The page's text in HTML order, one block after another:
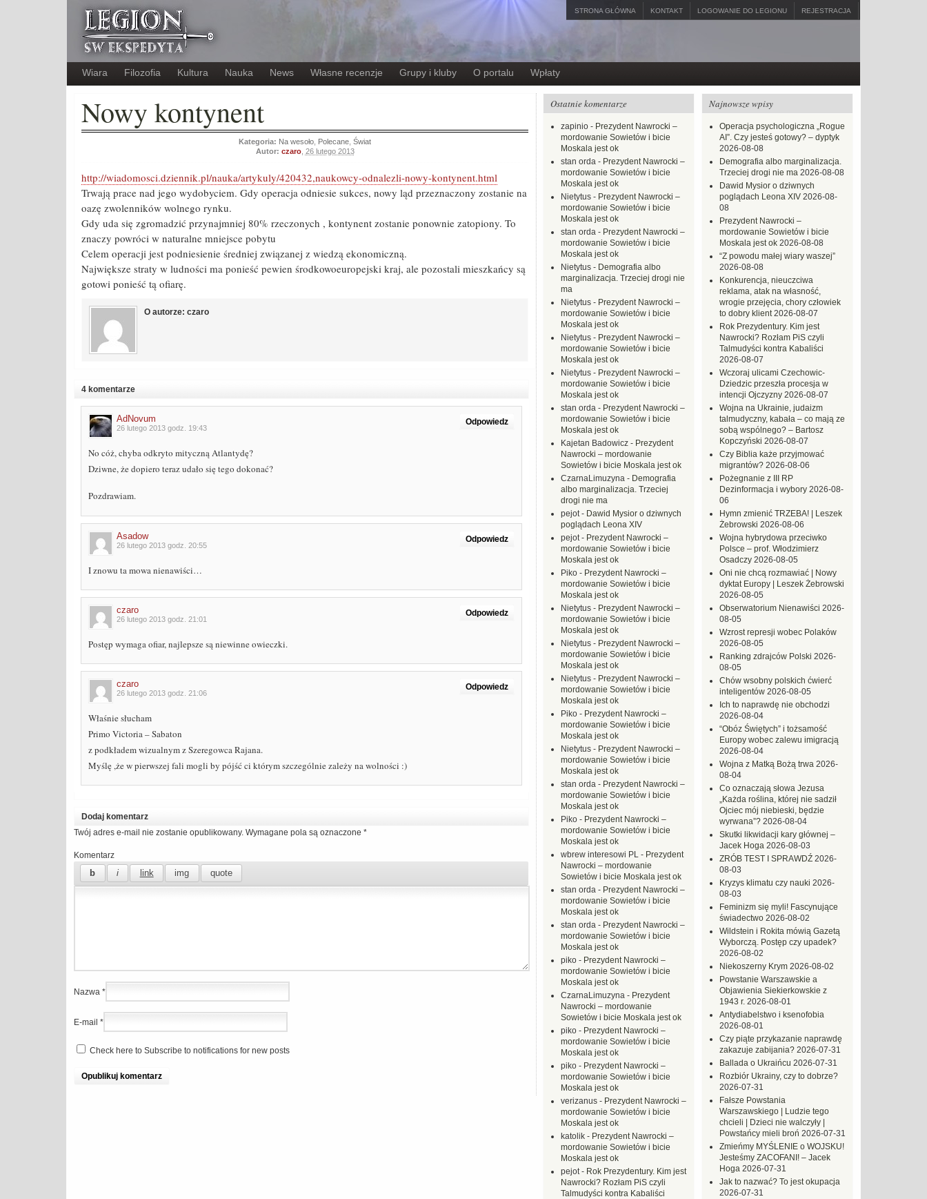
STRONA GŁÓWNA KONTAKT LOGOWANIE DO LEGIONU REJESTRACJA
Wiara Filozofia Kultura Nauka News Własne recenzje Grupy i kluby O portalu Wpłaty
Nowy kontynent
Kategoria: Na wesoło Polecane Świat
Autor: czaro, 26 lutego 2013
http://wiadomosci.dziennik.pl/nauka/artykuly/420432,naukowcy-odnalezli-nowy-kontynent.html
Trwają prace nad jego wydobyciem. Gdy operacja odniesie sukces, nowy ląd przeznaczony zostanie na
oazę zwolenników wolnego rynku.
Gdy uda się zgromadzić przynajmniej 80% rzeczonych , kontynent zostanie ponownie zatopiony. To
znaczy powróci w naturalne mniejsce pobytu
Celem operacji jest podniesienie średniej związanej z wiedzą ekonomiczną.
Największe straty w ludności ma ponieść pewien środkowoeuropejski kraj, ale pozostali mieszkańcy są
gotowi ponieść tą ofiarę.
O autorze: czaro
4 komentarze
Odpowiedz
AdNovum
26 lutego 2013 godz. 19:43
No cóż, chyba odkryto mityczną Atlantydę?
Dziwne, że dopiero teraz udało się tego dokonać?
Pozdrawiam.
Odpowiedz
Asadow
26 lutego 2013 godz. 20:55
I znowu ta mowa nienawiści…
Odpowiedz
czaro
26 lutego 2013 godz. 21:01
Postęp wymaga ofiar, najlepsze są niewinne owieczki.
Odpowiedz
czaro
26 lutego 2013 godz. 21:06
Właśnie słucham
Primo Victoria – Sabaton
z podkładem wizualnym z Szeregowca Rajana.
Myślę ,że w pierwszej fali mogli by pójść ci którym szczególnie zależy na wolności :)
Dodaj komentarz
Twój adres e-mail nie zostanie opublikowany. Wymagane pola są oznaczone *
Komentarz
Nazwa *
E-mail *
Check here to Subscribe to notifications for new posts
Najnowsze wpisy
Operacja psychologiczna „Rogue
AI”. Czy jesteś gotowy? – dyptyk
2026-08-08
Demografia albo marginalizacja.
Trzeciej drogi nie ma 2026-08-08
Dawid Mysior o dziwnych
poglądach Leona XIV 2026-08-
08
Prezydent Nawrocki –
mordowanie Sowietów i bicie
Moskala jest ok 2026-08-08
“Z powodu małej wiary waszej”
2026-08-08
Konkurencja, nieuczciwa
reklama, atak na własność,
wrogie przejęcia, chory człowiek
to dobry klient 2026-08-07
Rok Prezydentury. Kim jest
Nawrocki? Rozłam PiS czyli
Talmudyści kontra Kabaliści
2026-08-07
Wczoraj ulicami Czechowic-
Dziedzic przeszła procesja w
intencji Ojczyzny 2026-08-07
Wojna na Ukrainie, judaizm
talmudyczny, kabała – co mają ze
sobą wspólnego? – Bartosz
Kopczyński 2026-08-07
Czy Biblia każe przyjmować
migrantów? 2026-08-06
Pożegnanie z III RP
Dezinformacja i wybory 2026-08-
06
Hymn zmienić TRZEBA! | Leszek
Żebrowski 2026-08-06
Wojna hybrydowa przeciwko
Polsce – prof. Włodzimierz
Osadczy 2026-08-05
Oni nie chcą rozmawiać | Nowy
dyktat Europy | Leszek Żebrowski
2026-08-05
Obserwatorium Nienawiści 2026-
08-05
Wzrost represji wobec Polaków
2026-08-05
Ranking zdrajców Polski 2026-
08-05
Chów wsobny polskich ćwierć
inteligentów 2026-08-05
Ich to naprawdę nie obchodzi
2026-08-04
“Obóz Świętych” i tożsamość
Europy wobec zalewu imigracją
2026-08-04
Wojna z Matką Bożą trwa 2026-
08-04
Co oznaczają słowa Jezusa
„Każda roślina, której nie sadził
Ojciec mój niebieski, będzie
wyrwana”? 2026-08-04
Skutki likwidacji kary głównej –
Jacek Hoga 2026-08-03
ZRÓB TEST I SPRAWDŹ 2026-
08-03
Kryzys klimatu czy nauki 2026-
08-03
Feminizm się myli! Fascynujące
świadectwo 2026-08-02
Wildstein i Rokita mówią Gazetą
Wyborczą. Postęp czy upadek?
2026-08-02
Niekoszerny Krym 2026-08-02
Powstanie Warszawskie a
Objawienia Siekierkowskie z
1943 r. 2026-08-01
Antydiabelstwo i ksenofobia
2026-08-01
Czy piąte przykazanie naprawdę
zakazuje zabijania? 2026-07-31
Ballada o Ukraińcu 2026-07-31
Rozbiór Ukrainy, czy to dobrze?
2026-07-31
Fałsze Powstania
Warszawskiego | Ludzie tego
chcieli | Dzieci nie walczyły |
Powstańcy mieli broń 2026-07-31
Zmieńmy MYŚLENIE o WOJSKU!
Jesteśmy ZACOFANI! – Jacek
Hoga 2026-07-31
Jak to nazwać? To jest okupacja
2026-07-31
Ostatnie komentarze
zapinio - Prezydent Nawrocki –
mordowanie Sowietów i bicie
Moskala jest ok
stan orda - Prezydent Nawrocki –
mordowanie Sowietów i bicie
Moskala jest ok
Nietytus - Prezydent Nawrocki –
mordowanie Sowietów i bicie
Moskala jest ok
stan orda - Prezydent Nawrocki –
mordowanie Sowietów i bicie
Moskala jest ok
Nietytus - Demografia albo
marginalizacja. Trzeciej drogi nie
ma
Nietytus - Prezydent Nawrocki –
mordowanie Sowietów i bicie
Moskala jest ok
Nietytus - Prezydent Nawrocki –
mordowanie Sowietów i bicie
Moskala jest ok
Nietytus - Prezydent Nawrocki –
mordowanie Sowietów i bicie
Moskala jest ok
stan orda - Prezydent Nawrocki –
mordowanie Sowietów i bicie
Moskala jest ok
Kajetan Badowicz - Prezydent
Nawrocki – mordowanie
Sowietów i bicie Moskala jest ok
CzarnaLimuzyna - Demografia
albo marginalizacja. Trzeciej
drogi nie ma
pejot- Dawid Mysior o dziwnych
poglądach Leona XIV
pejot- Prezydent Nawrocki –
mordowanie Sowietów i bicie
Moskala jest ok
Piko - Prezydent Nawrocki –
mordowanie Sowietów i bicie
Moskala jest ok
Nietytus - Prezydent Nawrocki –
mordowanie Sowietów i bicie
Moskala jest ok
Nietytus - Prezydent Nawrocki –
mordowanie Sowietów i bicie
Moskala jest ok
Nietytus - Prezydent Nawrocki –
mordowanie Sowietów i bicie
Moskala jest ok
Piko - Prezydent Nawrocki –
mordowanie Sowietów i bicie
Moskala jest ok
Nietytus - Prezydent Nawrocki –
mordowanie Sowietów i bicie
Moskala jest ok
stan orda - Prezydent Nawrocki –
mordowanie Sowietów i bicie
Moskala jest ok
Piko - Prezydent Nawrocki –
mordowanie Sowietów i bicie
Moskala jest ok
wbrew interesowi PL - Prezydent
Nawrocki – mordowanie
Sowietów i bicie Moskala jest ok
stan orda - Prezydent Nawrocki –
mordowanie Sowietów i bicie
Moskala jest ok
stan orda - Prezydent Nawrocki –
mordowanie Sowietów i bicie
Moskala jest ok
piko - Prezydent Nawrocki –
mordowanie Sowietów i bicie
Moskala jest ok
CzarnaLimuzyna - Prezydent
Nawrocki – mordowanie
Sowietów i bicie Moskala jest ok
piko - Prezydent Nawrocki –
mordowanie Sowietów i bicie
Moskala jest ok
piko - Prezydent Nawrocki –
mordowanie Sowietów i bicie
Moskala jest ok
verizanus - Prezydent Nawrocki –
mordowanie Sowietów i bicie
Moskala jest ok
katolik - Prezydent Nawrocki –
mordowanie Sowietów i bicie
Moskala jest ok
pejot- Rok Prezydentury. Kim jest
Nawrocki? Rozłam PiS czyli
Talmudyści kontra Kabaliści